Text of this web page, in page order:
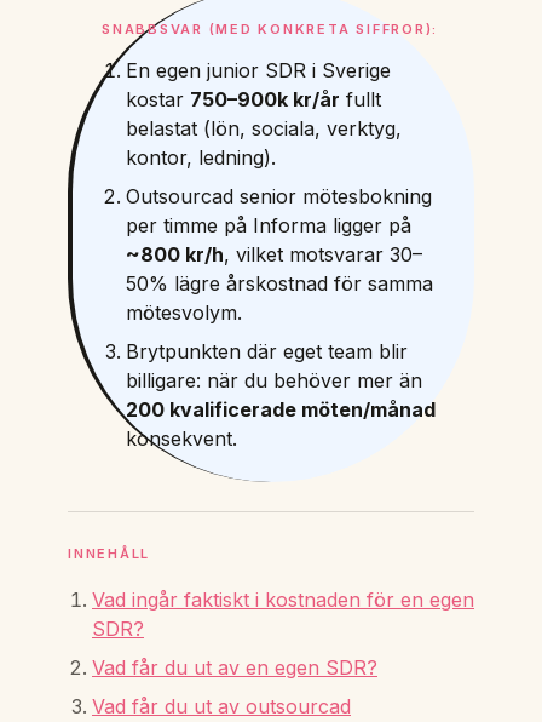
SNABBSVAR (MED KONKRETA SIFFROR):
En egen junior SDR i Sverige
kostar 750–900k kr/år fullt
belastat (lön, sociala, verktyg,
kontor, ledning).
Outsourcad senior mötesbokning
per timme på Informa ligger på
~800 kr/h, vilket motsvarar 30–
50% lägre årskostnad för samma
mötesvolym.
Brytpunkten där eget team blir
billigare: när du behöver mer än
200 kvalificerade möten/månad
konsekvent.
INNEHÅLL
Vad ingår faktiskt i kostnaden för en egen
SDR?
Vad får du ut av en egen SDR?
Vad får du ut av outsourcad